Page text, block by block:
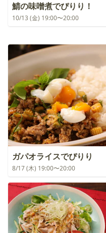
鯖の味噌煮でぴりり！
10/13 (金) 19:00〜20:00
ガパオライスでぴりり
8/17 (木) 19:00〜20:00